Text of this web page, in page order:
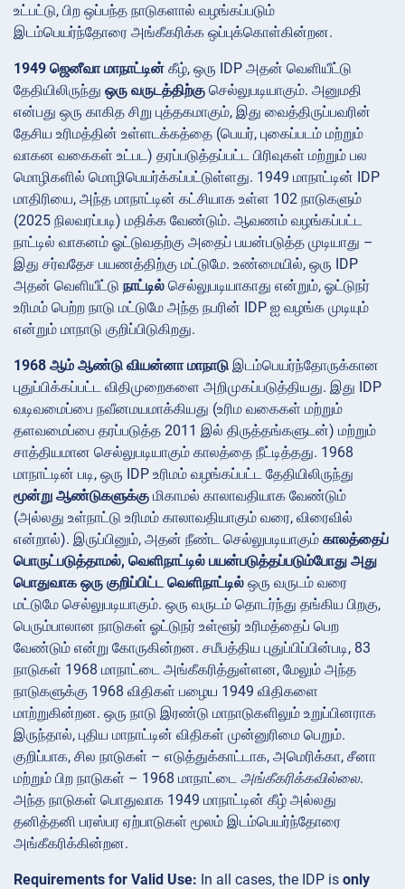
உட்பட்டு, பிற ஒப்பந்த நாடுகளால் வழங்கப்படும்
இடம்பெயர்ந்தோரை அங்கீகரிக்க ஒப்புக்கொள்கின்றன.
1949 ஜெனீவா மாநாட்டின் கீழ், ஒரு IDP அதன் வெளியீட்டு
தேதியிலிருந்து ஒரு வருடத்திற்கு செல்லுபடியாகும். அனுமதி
என்பது ஒரு காகித சிறு புத்தகமாகும், இது வைத்திருப்பவரின்
தேசிய உரிமத்தின் உள்ளடக்கத்தை (பெயர், புகைப்படம் மற்றும்
வாகன வகைகள் உட்பட) தரப்படுத்தப்பட்ட பிரிவுகள் மற்றும் பல
மொழிகளில் மொழிபெயர்க்கப்பட்டுள்ளது. 1949 மாநாட்டின் IDP
மாதிரியை, அந்த மாநாட்டின் கட்சியாக உள்ள 102 நாடுகளும்
(2025 நிலவரப்படி) மதிக்க வேண்டும். ஆவணம் வழங்கப்பட்ட
நாட்டில் வாகனம் ஓட்டுவதற்கு அதைப் பயன்படுத்த முடியாது –
இது சர்வதேச பயணத்திற்கு மட்டுமே. உண்மையில், ஒரு IDP
அதன் வெளியீட்டு நாட்டில் செல்லுபடியாகாது என்றும், ஓட்டுநர்
உரிமம் பெற்ற நாடு மட்டுமே அந்த நபரின் IDP ஐ வழங்க முடியும்
என்றும் மாநாடு குறிப்பிடுகிறது.
1968 ஆம் ஆண்டு வியன்னா மாநாடு இடம்பெயர்ந்தோருக்கான
புதுப்பிக்கப்பட்ட விதிமுறைகளை அறிமுகப்படுத்தியது. இது IDP
வடிவமைப்பை நவீனமயமாக்கியது (உரிம வகைகள் மற்றும்
தளவமைப்பை தரப்படுத்த 2011 இல் திருத்தங்களுடன்) மற்றும்
சாத்தியமான செல்லுபடியாகும் காலத்தை நீட்டித்தது. 1968
மாநாட்டின் படி, ஒரு IDP உரிமம் வழங்கப்பட்ட தேதியிலிருந்து
மூன்று ஆண்டுகளுக்கு மிகாமல் காலாவதியாக வேண்டும்
(அல்லது உள்நாட்டு உரிமம் காலாவதியாகும் வரை, விரைவில்
என்றால்). இருப்பினும், அதன் நீண்ட செல்லுபடியாகும் காலத்தைப்
பொருட்படுத்தாமல், வெளிநாட்டில் பயன்படுத்தப்படும்போது அது
பொதுவாக ஒரு குறிப்பிட்ட வெளிநாட்டில் ஒரு வருடம் வரை
மட்டுமே செல்லுபடியாகும். ஒரு வருடம் தொடர்ந்து தங்கிய பிறகு,
பெரும்பாலான நாடுகள் ஓட்டுநர் உள்ளூர் உரிமத்தைப் பெற
வேண்டும் என்று கோருகின்றன. சமீபத்திய புதுப்பிப்பின்படி, 83
நாடுகள் 1968 மாநாட்டை அங்கீகரித்துள்ளன, மேலும் அந்த
நாடுகளுக்கு 1968 விதிகள் பழைய 1949 விதிகளை
மாற்றுகின்றன. ஒரு நாடு இரண்டு மாநாடுகளிலும் உறுப்பினராக
இருந்தால், புதிய மாநாட்டின் விதிகள் முன்னுரிமை பெறும்.
குறிப்பாக, சில நாடுகள் – எடுத்துக்காட்டாக, அமெரிக்கா, சீனா
மற்றும் பிற நாடுகள் – 1968 மாநாட்டை அங்கீகரிக்கவில்லை.
அந்த நாடுகள் பொதுவாக 1949 மாநாட்டின் கீழ் அல்லது
தனித்தனி பரஸ்பர ஏற்பாடுகள் மூலம் இடம்பெயர்ந்தோரை
அங்கீகரிக்கின்றன.
Requirements for Valid Use: In all cases, the IDP is only